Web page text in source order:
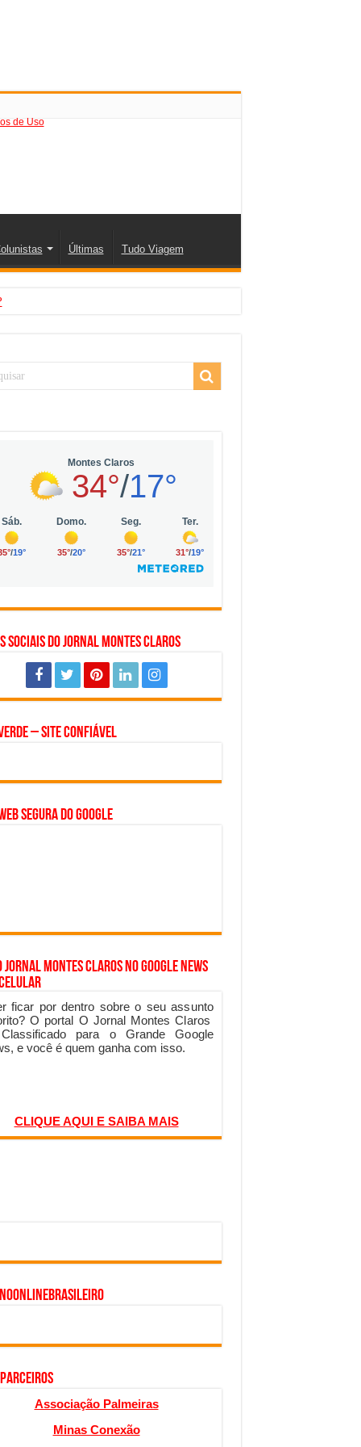
de Uso
Últimas Tudo Viagem
Vila Olímpia, em São Paulo
mil no digital
eólica e hidrogênio verde
Sociais do Jornal Montes Claros
– Site Confiável
SEGURA do GOOGLE
Jornal Montes Claros no Google News
ficar por dentro sobre o seu assunto
O portal O Jornal Montes Claros
para o Grande Google
e você é quem ganha com isso.
CLIQUE AQUI E SAIBA MAIS
Associação Palmeiras
Minas Conexão